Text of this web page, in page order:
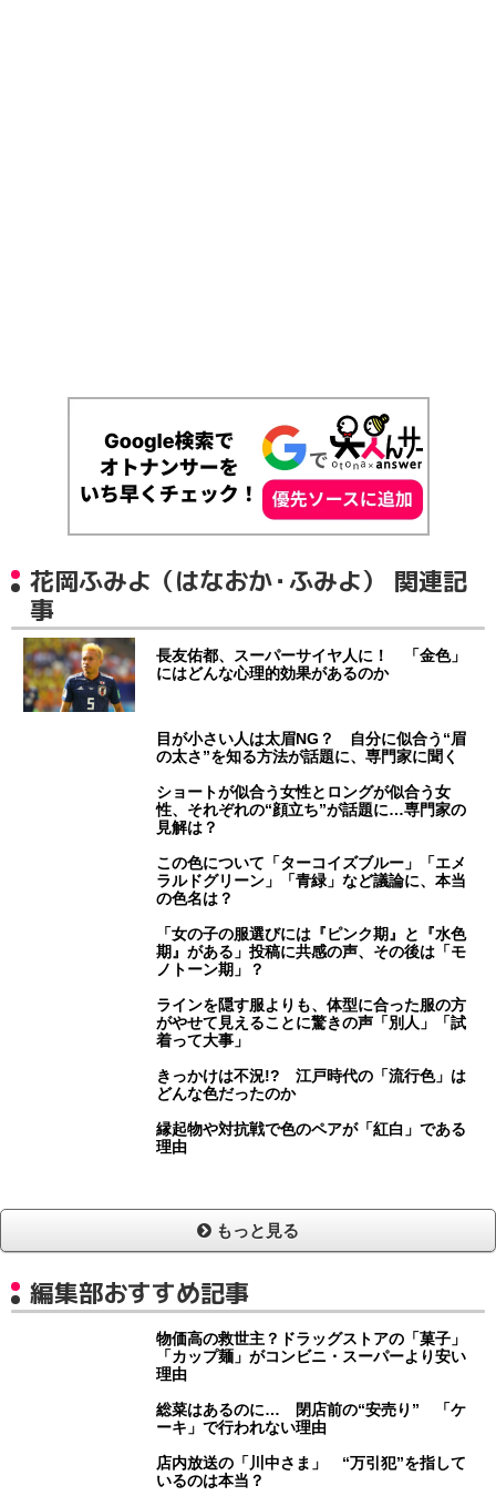
花岡ふみよ（はなおか・ふみよ） 関連記
事
長友佑都、スーパーサイヤ人に！ 「金色」
にはどんな心理的効果があるのか
目が小さい人は太眉NG？ 自分に似合う“眉
の太さ”を知る方法が話題に、専門家に聞く
ショートが似合う女性とロングが似合う女
性、それぞれの“顔立ち”が話題に…専門家の
見解は？
この色について「ターコイズブルー」「エメ
ラルドグリーン」「青緑」など議論に、本当
の色名は？
「女の子の服選びには『ピンク期』と『水色
期』がある」投稿に共感の声、その後は「モ
ノトーン期」？
ラインを隠す服よりも、体型に合った服の方
がやせて見えることに驚きの声「別人」「試
着って大事」
きっかけは不況!? 江戸時代の「流行色」は
どんな色だったのか
縁起物や対抗戦で色のペアが「紅白」である
理由
もっと見る
編集部おすすめ記事
物価高の救世主？ドラッグストアの「菓子」
「カップ麺」がコンビニ・スーパーより安い
理由
総菜はあるのに… 閉店前の“安売り” 「ケ
ーキ」で行われない理由
店内放送の「川中さま」 “万引犯”を指して
いるのは本当？